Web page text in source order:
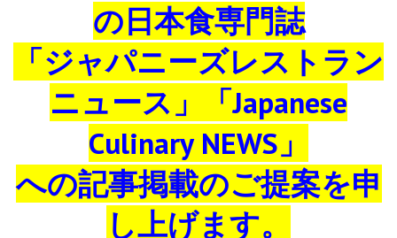
J Restaurant Academy
Food Manager
Sake Ambassador / Navigator
SSSIA (Japanese)
の日本食専門誌
「ジャパニーズレストラン
ニュース」「Japanese
Culinary NEWS」
への記事掲載のご提案を申
し上げます。